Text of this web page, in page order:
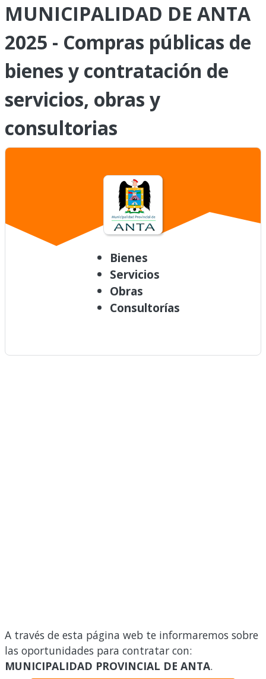
MUNICIPALIDAD DE ANTA
2025 - Compras públicas de
bienes y contratación de
servicios, obras y
consultorias
Bienes
Servicios
Obras
Consultorías
A través de esta página web te informaremos sobre
las oportunidades para contratar con:
MUNICIPALIDAD PROVINCIAL DE ANTA.